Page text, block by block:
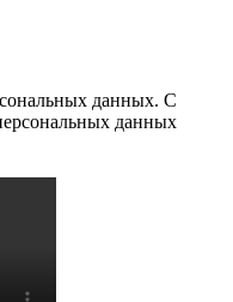
данных. С
данных